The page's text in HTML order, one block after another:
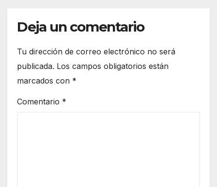
Deja un comentario
Tu dirección de correo electrónico no será
publicada. Los campos obligatorios están
marcados con *
Comentario *